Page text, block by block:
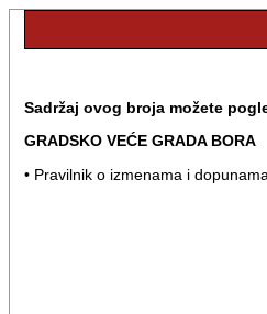
Sadržaj ovog broja možete
GRADSKO VEĆE GRADA BORA
• Pravilnik o izmenama i